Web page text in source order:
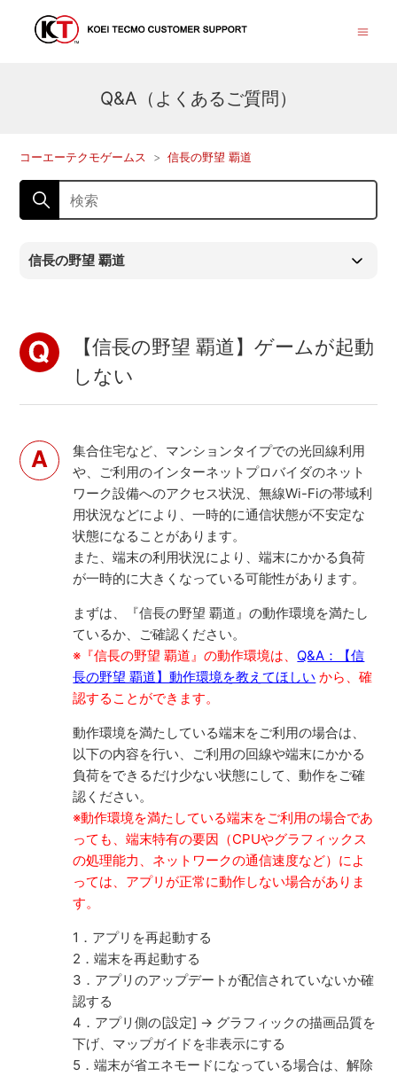
Q&A（よくあるご質問）
コーエーテクモゲームス 信長の野望 覇道
信長の野望 覇道
【信長の野望 覇道】ゲームが起動
しない
集合住宅など、マンションタイプでの光回線利用
や、ご利用のインターネットプロバイダのネット
ワーク設備へのアクセス状況、無線Wi-Fiの帯域利
用状況などにより、一時的に通信状態が不安定な
状態になることがあります。
また、端末の利用状況により、端末にかかる負荷
が一時的に大きくなっている可能性があります。
まずは、『信長の野望 覇道』の動作環境を満たし
ているか、ご確認ください。
※『信長の野望 覇道』の動作環境は、 Q&A：【信
長の野望 覇道】動作環境を教えてほしい から、確
認することができます。
動作環境を満たしている端末をご利用の場合は、
以下の内容を行い、ご利用の回線や端末にかかる
負荷をできるだけ少ない状態にして、動作をご確
認ください。
※動作環境を満たしている端末をご利用の場合であ
っても、端末特有の要因（CPUやグラフィックス
の処理能力、ネットワークの通信速度など）によ
っては、アプリが正常に動作しない場合がありま
す。
1．アプリを再起動する
2．端末を再起動する
3．アプリのアップデートが配信されていないか確
認する
4．アプリ側の[設定] → グラフィックの描画品質を
下げ、マップガイドを非表示にする
5．端末が省エネモードになっている場合は、解除